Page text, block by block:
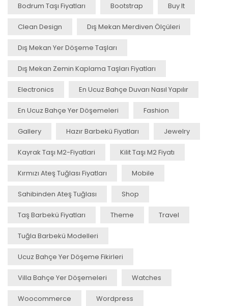
Bodrum Taşı Fiyatları Bootstrap Buy It
Clean Design Dış Mekan Merdiven Ölçüleri
Dış Mekan Yer Döşeme Taşları
Dış Mekan Zemin Kaplama Taşları Fiyatları
Electronics En Ucuz Bahçe Duvarı Nasıl Yapılır
En Ucuz Bahçe Yer Döşemeleri Fashion
Gallery Hazır Barbekü Fiyatları Jewelry
Kayrak Taşı M2-Fiyatlari Kilit Taşı M2 Fiyatı
Kırmızı Ateş Tuğlası Fiyatları Mobile
Sahibinden Ateş Tuğlası Shop
Taş Barbekü Fiyatları Theme Travel
Tuğla Barbekü Modelleri
Ucuz Bahçe Yer Döşeme Fikirleri
Villa Bahçe Yer Döşemeleri Watches
Woocommerce Wordpress